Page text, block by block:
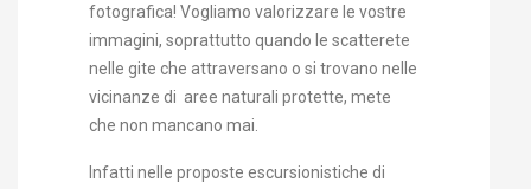
fotografica! Vogliamo valorizzare le vostre
immagini, soprattutto quando le scatterete
nelle gite che attraversano o si trovano nelle
vicinanze di aree naturali protette, mete
che non mancano mai.
Infatti nelle proposte escursionistiche di